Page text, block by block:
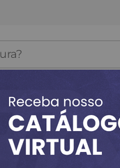
Soluções
Desempenadeiras